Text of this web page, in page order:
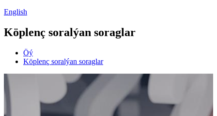
English
Köplenç soralýan soraglar
Öý
Köplenç soralýan soraglar